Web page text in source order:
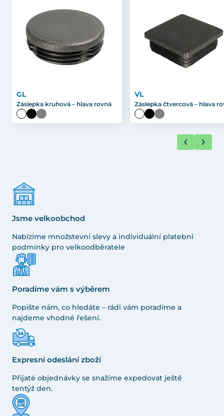
GL
Záslepka kruhová – hlava rovná
VL
Záslepka čtvercová – hlava
Jsme velkoobchod
Nabízíme množstevní slevy a individuální platební
podmínky pro velkoodběratele
Poradíme vám s výběrem
Popište nám, co hledáte – rádi vám poradíme a
najdeme vhodné řešení.
Expresní odeslání zboží
Přijaté objednávky se snažíme expedovat ještě
tentýž den.